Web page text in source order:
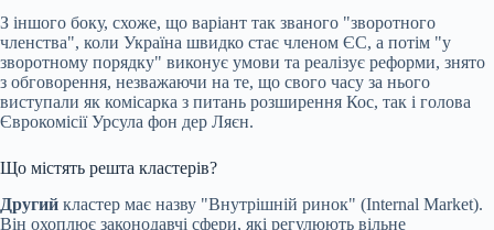
З іншого боку, схоже, що варіант так званого "зворотного
членства", коли Україна швидко стає членом ЄС, а потім "у
зворотному порядку" виконує умови та реалізує реформи, знято
з обговорення, незважаючи на те, що свого часу за нього
виступали як комісарка з питань розширення Кос, так і голова
Єврокомісії Урсула фон дер Ляєн.
Що містять решта кластерів?
Другий кластер має назву "Внутрішній ринок" (Internal Market).
Він охоплює законодавчі сфери, які регулюють вільне